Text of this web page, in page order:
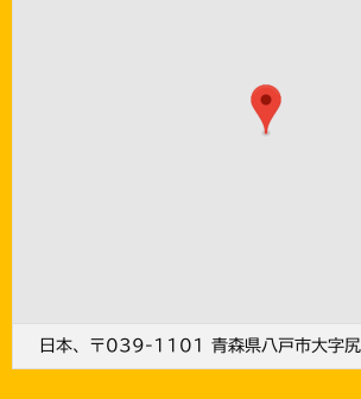
日本、〒039-1101 青森県八戸市大字尻